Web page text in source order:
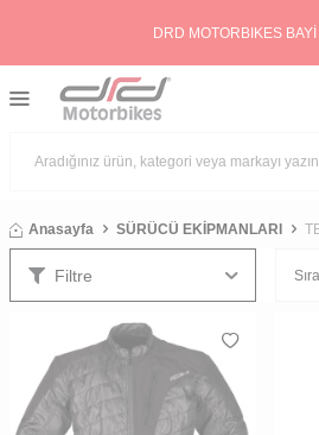
DRD MOTORBIKES
Anasayfa SÜRÜCÜ EKİPMANLARI
Filtre